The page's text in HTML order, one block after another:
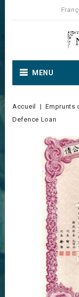
MENU
Accueil Emprunts
Defence Loan